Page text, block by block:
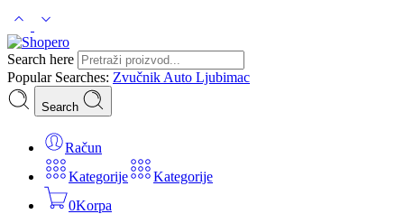
Search here
Popular Searches: Zvučnik Auto Ljubimac
Search
Račun
Kategorije
Kategorije
0Korpa